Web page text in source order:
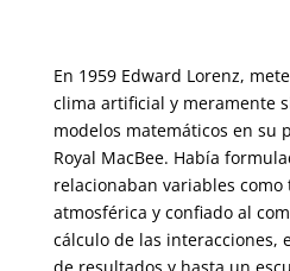
En 1959 Edward Lorenz,
clima artificial y meramente
modelos matemáticos en su
Royal MacBee. Había
relacionaban variables
atmosférica y confiado al
cálculo de las interacciones,